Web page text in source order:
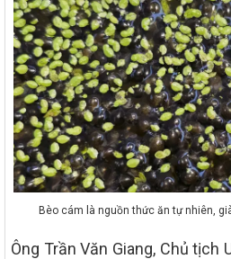
Bèo cám là nguồn thức ăn tự nhiên,
Ông Trần Văn Giang, Chủ tịch